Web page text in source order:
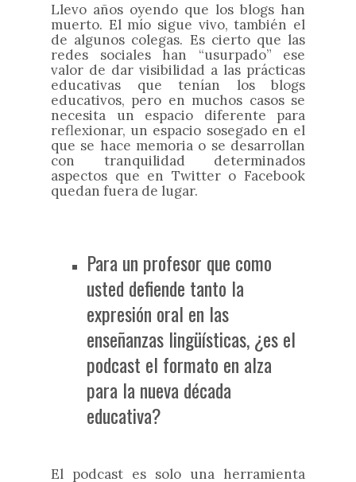
Llevo años oyendo que los blogs han
muerto. El mío sigue vivo, también el
de algunos colegas. Es cierto que las
redes sociales han “usurpado” ese
valor de dar visibilidad a las prácticas
educativas que tenían los blogs
educativos, pero en muchos casos se
necesita un espacio diferente para
reflexionar, un espacio sosegado en el
que se hace memoria o se desarrollan
con tranquilidad determinados
aspectos que en Twitter o Facebook
quedan fuera de lugar.
Para un profesor que como
usted defiende tanto la
expresión oral en las
enseñanzas lingüísticas, ¿es el
podcast el formato en alza
para la nueva década
educativa?
El podcast es solo una herramienta